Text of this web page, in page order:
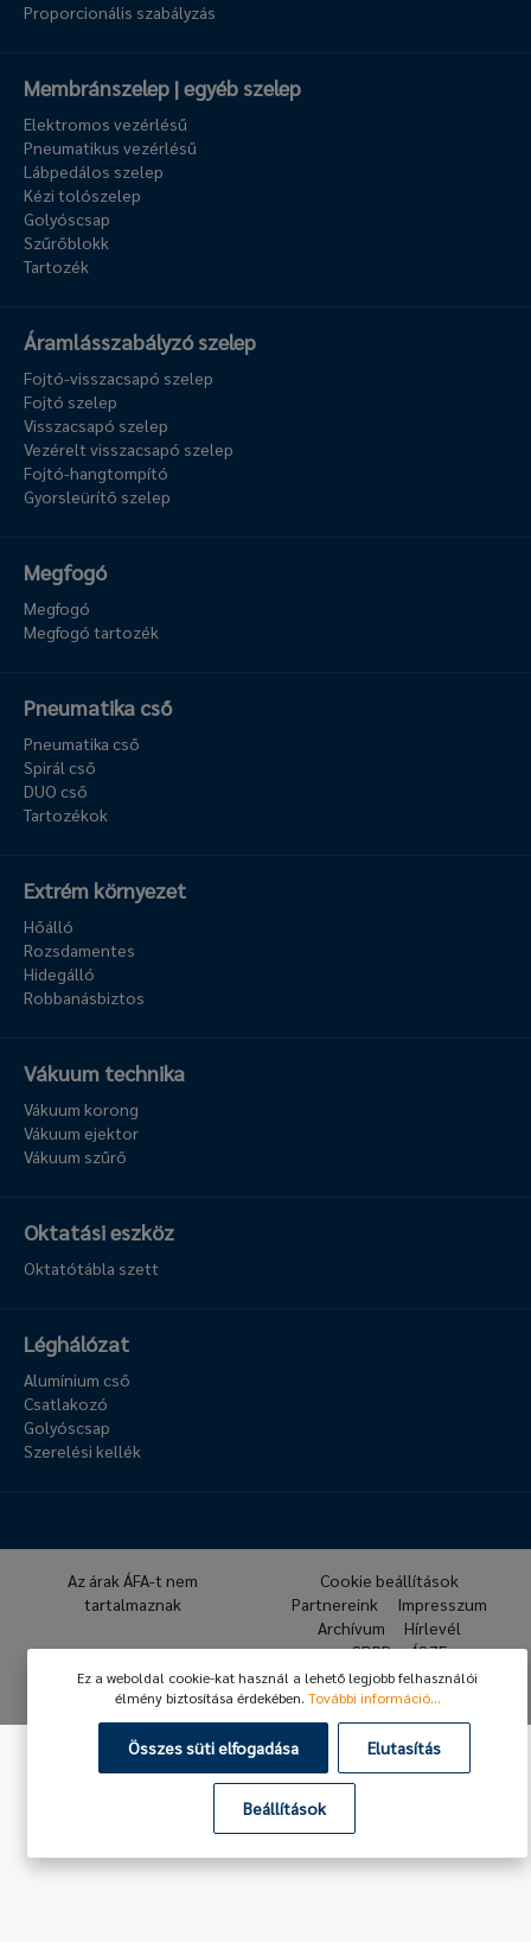
Proporcionális szabályzás
Membránszelep | egyéb szelep
Elektromos vezérlésű
Pneumatikus vezérlésű
Lábpedálos szelep
Kézi tolószelep
Golyóscsap
Szűrőblokk
Tartozék
Áramlásszabályzó szelep
Fojtó-visszacsapó szelep
Fojtó szelep
Visszacsapó szelep
Vezérelt visszacsapó szelep
Fojtó-hangtompító
Gyorsleürítő szelep
Megfogó
Megfogó
Megfogó tartozék
Pneumatika cső
Pneumatika cső
Spirál cső
DUO cső
Tartozékok
Extrém környezet
Hőálló
Rozsdamentes
Hidegálló
Robbanásbiztos
Vákuum technika
Vákuum korong
Vákuum ejektor
Vákuum szűrő
Oktatási eszköz
Oktatótábla szett
Léghálózat
Alumínium cső
Csatlakozó
Golyóscsap
Szerelési kellék
© 2026 Hafner Pneumatika
Az árak ÁFA-t nem
tartalmaznak
Cookie beállítások
Partnereink
Impresszum
Archívum
Hírlevél
GDPR
ÁSZF
Ez a weboldal cookie-kat használ a lehető legjobb felhasználói
élmény biztosítása érdekében. További információ...
Összes süti elfogadása Elutasítás
Beállítások